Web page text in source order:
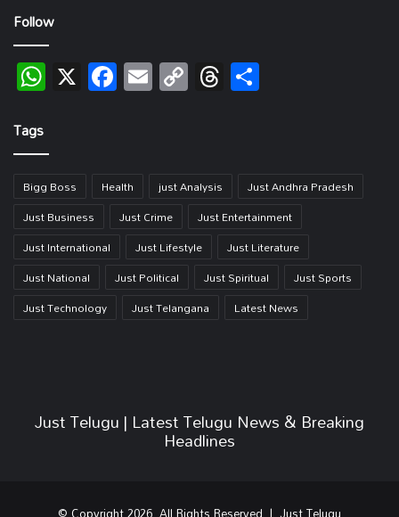
Follow
WhatsApp
X Facebook
EmailCopy
Link
Threads
Tags
Bigg Boss Health just Analysis
Just Andhra Pradesh
Just Business
Just Crime
Just Entertainment
Just International
Just Lifestyle
Just Literature
Just National
Just Political Just Spiritual
Just Sports
Just Technology
Just Telangana Latest News
Just Telugu | Latest Telugu News & Breaking
Headlines